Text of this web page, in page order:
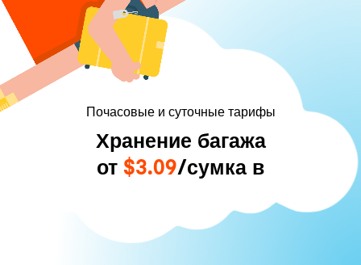
Почасовые и суточные тарифы
Хранение багажа
от $3.09/сумка в